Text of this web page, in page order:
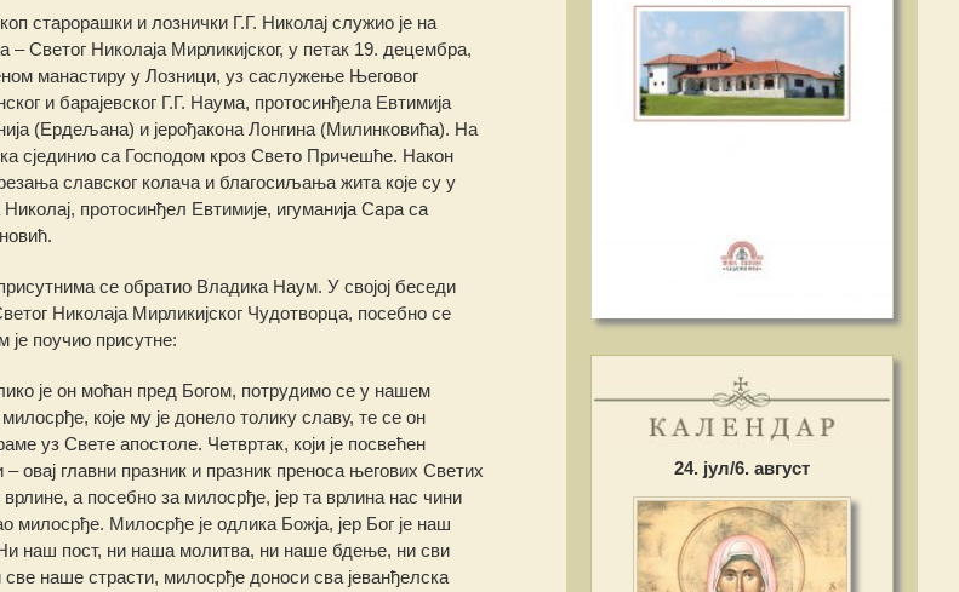
старорашки и лознички Г.Г. Николај служио је на
– Светог Николаја Мирликијског, у петак 19. децембра,
манастиру у Лозници, уз саслужење Његовог
и барајевског Г.Г. Наума, протосинђела Евтимија
(Ердељана) и јерођакона Лонгина (Милинковића). На
сјединио са Господом кроз Свето Причешће. Након
славског колача и благосиљања жита које су у
протосинђел Евтимије, игуманија Сара са
се обратио Владика Наум. У својој беседи
Николаја Мирликијског Чудотворца, посебно се
поучио присутне:
је он моћан пред Богом, потрудимо се у нашем
које му је донело толику славу, те се он
уз Свете апостоле. Четвртак, који је посвећен
главни празник и празник преноса његових Светих
а посебно за милосрђе, јер та врлина нас чини
милосрђе. Милосрђе је одлика Божја, јер Бог је наш
наш пост, ни наша молитва, ни наше бдење, ни сви
наше страсти, милосрђе доноси сва јеванђелска
24. јул/6. август